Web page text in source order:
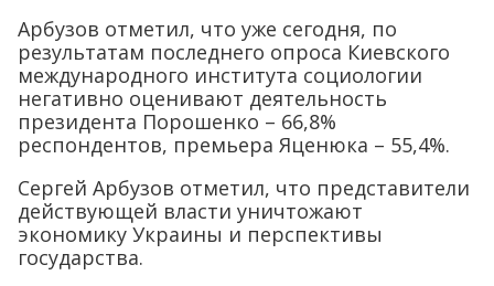
Арбузов отметил, что уже сегодня, по
результатам последнего опроса Киевского
международного института социологии
негативно оценивают деятельность
президента Порошенко – 66,8%
респондентов, премьера Яценюка – 55,4%.
Сергей Арбузов отметил, что представители
действующей власти уничтожают
экономику Украины и перспективы
государства.